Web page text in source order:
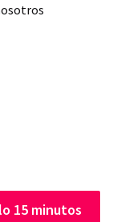
15 minutos